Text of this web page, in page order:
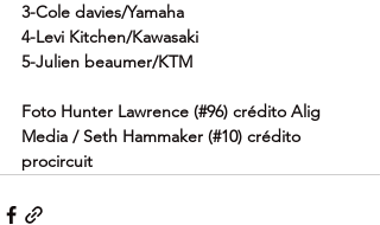
3-Cole davies/Yamaha
4-Levi Kitchen/Kawasaki
5-Julien beaumer/KTM
Foto Hunter Lawrence (#96) crédito Alig
Media / Seth Hammaker (#10) crédito
procircuit